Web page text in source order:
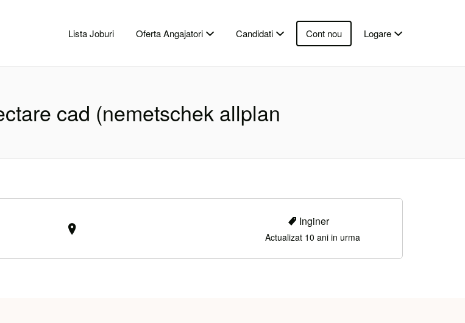
Lista Joburi Oferta Angajatori Candidati Cont nou Logare
cad (nemetschek allplan
Inginer
Actualizat 10 ani in urma